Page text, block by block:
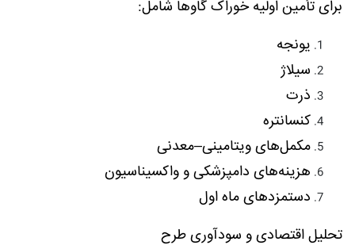
برای تأمین اولیه خوراک گاوها شامل:
یونجه
سیلاژ
ذرت
کنسانتره
مکمل‌های ویتامینی–معدنی
هزینه‌های دامپزشکی و واکسیناسیون
دستمزدهای ماه اول
تحلیل اقتصادی و سودآوری طرح